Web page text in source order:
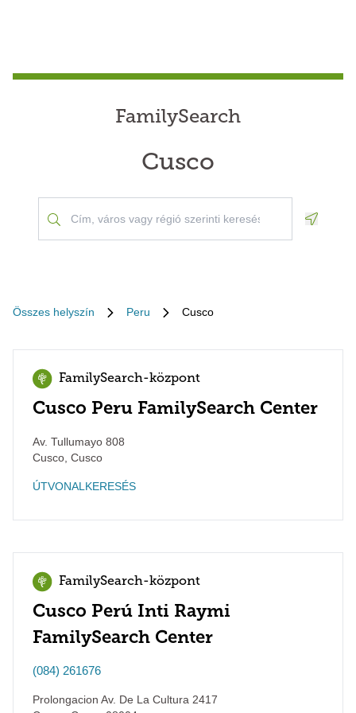
FamilySearch
Cusco
Összes helyszín Peru Cusco
FamilySearch-központ
Cusco Peru FamilySearch Center
Av. Tullumayo 808
Cusco Cusco
ÚTVONALKERESÉS
FamilySearch-központ
Cusco Perú Inti Raymi
FamilySearch Center
(084) 261676
Prolongacion Av. De La Cultura 2417